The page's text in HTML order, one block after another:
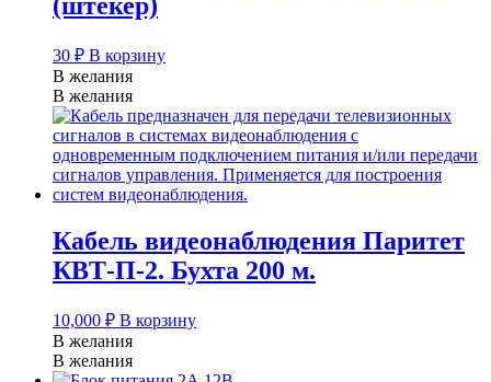
(штекер)
30 ₽ В корзину
В желания
В желания
Кабель видеонаблюдения Паритет
КВТ-П-2. Бухта 200 м.
10,000 ₽ В корзину
В желания
В желания